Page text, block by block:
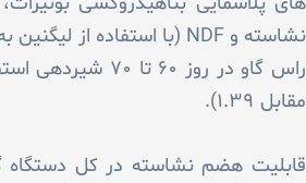
مقابل ۱.۳۹).